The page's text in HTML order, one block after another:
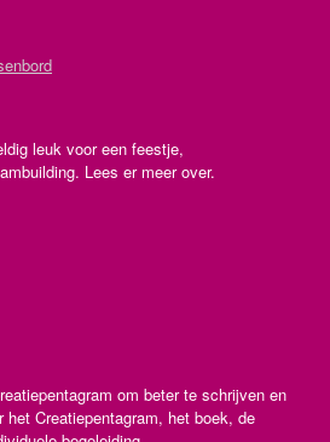
leuk voor een feestje,
Lees er meer over.
om beter te schrijven en
het Creatiepentagram, het boek, de